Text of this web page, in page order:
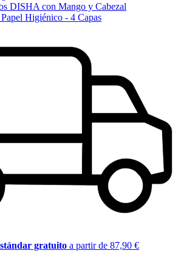
DISHA con Mango y Cabezal
Higiénico - 4 Capas
gratuito a partir de 87,90 €